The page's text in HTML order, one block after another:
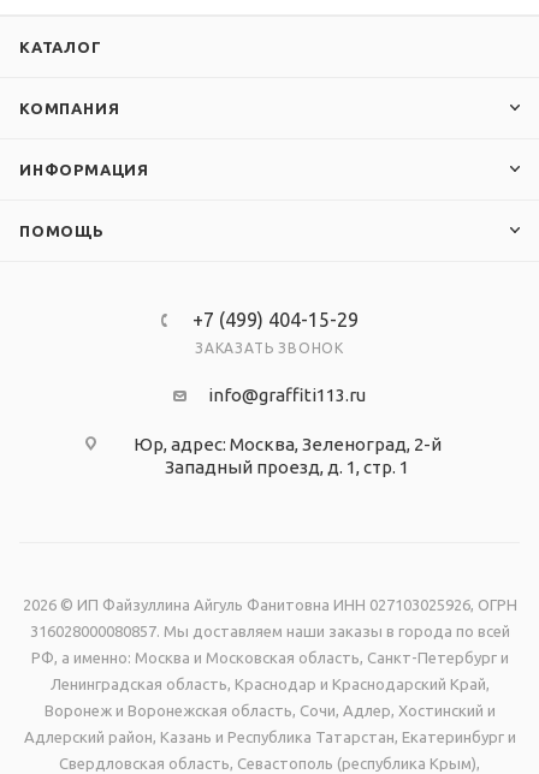
КАТАЛОГ
КОМПАНИЯ
ИНФОРМАЦИЯ
ПОМОЩЬ
+7 (499) 404-15-29
ЗАКАЗАТЬ ЗВОНОК
info@graffiti113.ru
Юр, адрес: Москва, Зеленоград, 2-й
Западный проезд, д. 1, стр. 1
2026 © ИП Файзуллина Айгуль Фанитовна ИНН 027103025926, ОГРН
316028000080857. Мы доставляем наши заказы в города по всей
РФ, а именно: Москва и Московская область, Санкт-Петербург и
Ленинградская область, Краснодар и Краснодарский Край,
Воронеж и Воронежская область, Сочи, Адлер, Хостинский и
Адлерский район, Казань и Республика Татарстан, Екатеринбург и
Свердловская область, Севастополь (республика Крым),